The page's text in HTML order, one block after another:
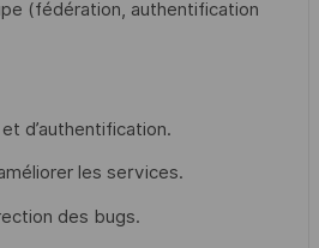
(fédération, authentification
d’authentification.
les services.
des bugs.